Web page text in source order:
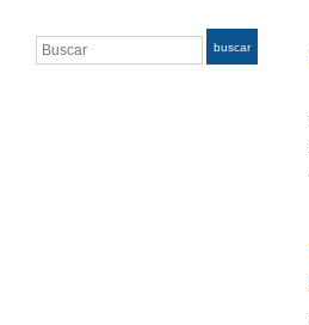
Buscar buscar